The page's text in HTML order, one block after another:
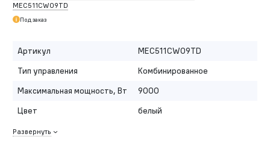
MEC511CW09TD
Под заказ
Артикул
MEC511CW09TD
Тип управления
Комбинированное
Максимальная мощность, Вт
9000
Цвет
белый
Развернуть